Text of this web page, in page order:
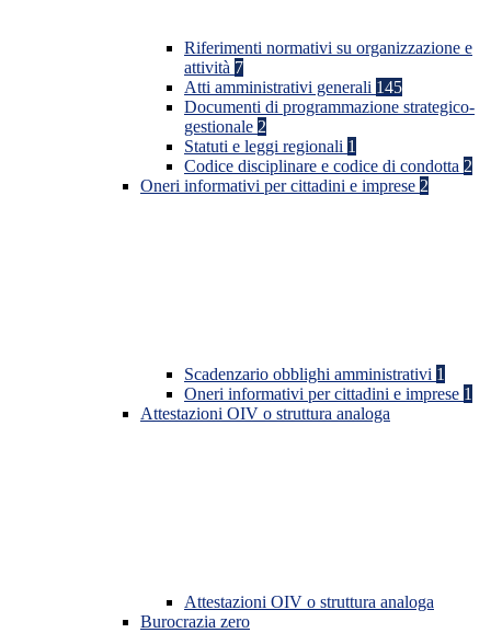
Riferimenti normativi su organizzazione e
attività 7
Atti amministrativi generali 145
Documenti di programmazione strategico-
gestionale 2
Statuti e leggi regionali 1
Codice disciplinare e codice di condotta 2
Oneri informativi per cittadini e imprese 2
Scadenzario obblighi amministrativi 1
Oneri informativi per cittadini e imprese 1
Attestazioni OIV o struttura analoga
Attestazioni OIV o struttura analoga
Burocrazia zero